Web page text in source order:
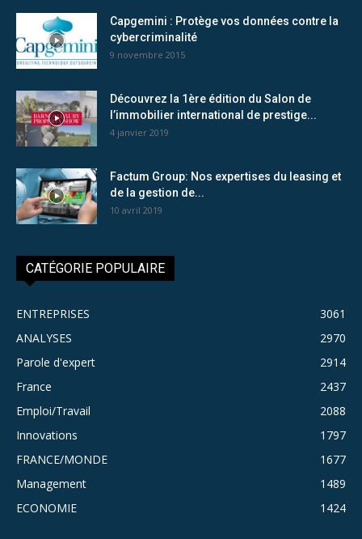
Capgemini : Protège vos données contre la
cybercriminalité
9 novembre 2015
Découvrez la 1ère édition du Salon de
l’immobilier international de prestige...
4 janvier 2019
Factum Group: Nos expertises du leasing et
de la gestion de...
10 avril 2019
CATÉGORIE POPULAIRE
ENTREPRISES
3061
ANALYSES
2970
Parole d'expert
2914
France
2437
Emploi/Travail
2088
Innovations
1797
FRANCE/MONDE
1677
Management
1489
ECONOMIE
1424